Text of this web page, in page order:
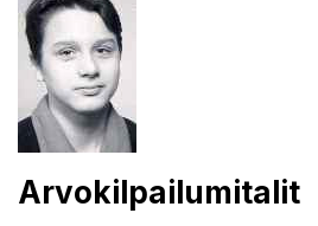
Arvokilpailumitalit